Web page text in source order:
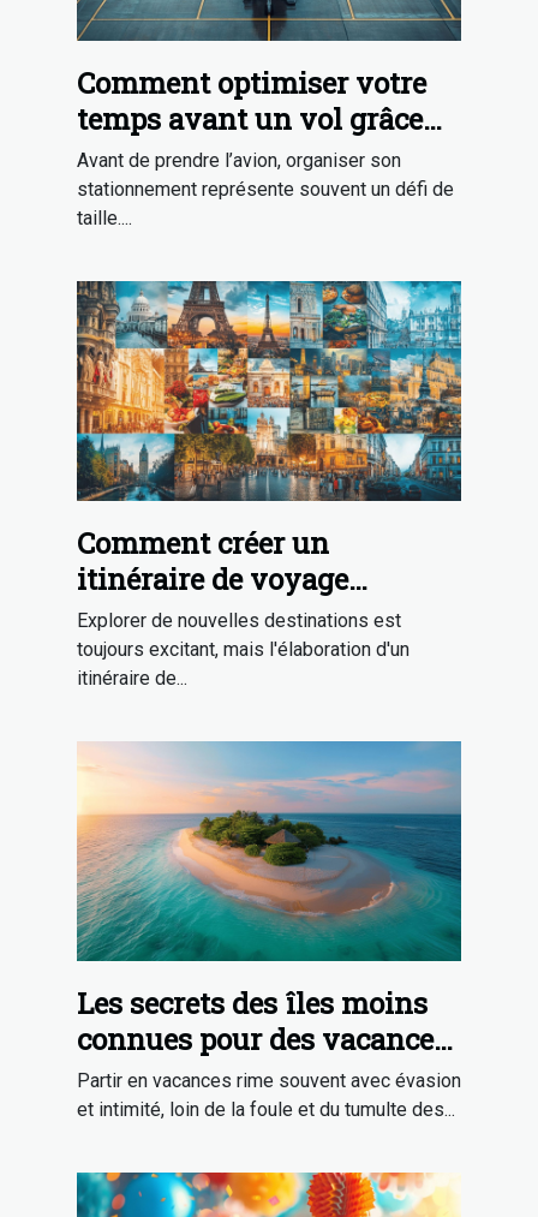
Comment optimiser votre
temps avant un vol grâce
au parking sécurisé ?
Avant de prendre l’avion, organiser son
stationnement représente souvent un défi de
taille....
Comment créer un
itinéraire de voyage
équilibré et excitant
Explorer de nouvelles destinations est
toujours excitant, mais l'élaboration d'un
itinéraire de...
Les secrets des îles moins
connues pour des vacances
en toute intimité
Partir en vacances rime souvent avec évasion
et intimité, loin de la foule et du tumulte des...